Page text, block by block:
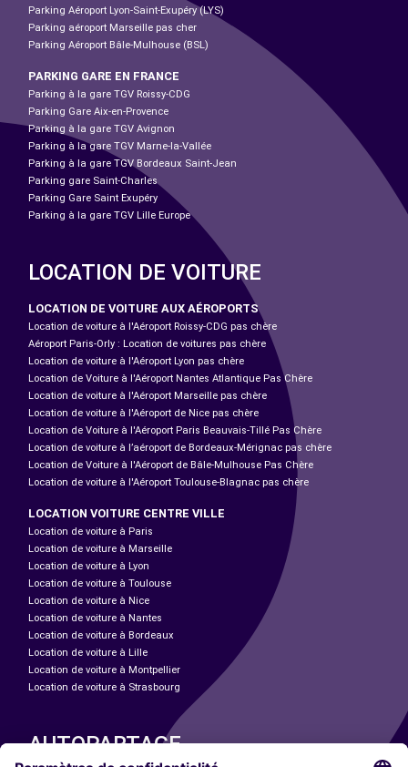
Parking Aéroport Lyon-Saint-Exupéry (LYS)
Parking aéroport Marseille pas cher
Parking Aéroport Bâle-Mulhouse (BSL)
PARKING GARE EN FRANCE
Parking à la gare TGV Roissy-CDG
Parking Gare Aix-en-Provence
Parking à la gare TGV Avignon
Parking à la gare TGV Marne-la-Vallée
Parking à la gare TGV Bordeaux Saint-Jean
Parking gare Saint-Charles
Parking Gare Saint Exupéry
Parking à la gare TGV Lille Europe
LOCATION DE VOITURE
LOCATION DE VOITURE AUX AÉROPORTS
Location de voiture à l'Aéroport Roissy-CDG pas chère
Aéroport Paris-Orly : Location de voitures pas chère
Location de voiture à l'Aéroport Lyon pas chère
Location de Voiture à l'Aéroport Nantes Atlantique Pas Chère
Location de voiture à l'Aéroport Marseille pas chère
Location de voiture à l'Aéroport de Nice pas chère
Location de Voiture à l'Aéroport Paris Beauvais-Tillé Pas Chère
Location de voiture à l’aéroport de Bordeaux-Mérignac pas chère
Location de Voiture à l'Aéroport de Bâle-Mulhouse Pas Chère
Location de voiture à l'Aéroport Toulouse-Blagnac pas chère
LOCATION VOITURE CENTRE VILLE
Location de voiture à Paris
Location de voiture à Marseille
Location de voiture à Lyon
Location de voiture à Toulouse
Location de voiture à Nice
Location de voiture à Nantes
Location de voiture à Bordeaux
Location de voiture à Lille
Location de voiture à Montpellier
Location de voiture à Strasbourg
AUTOPARTAGE